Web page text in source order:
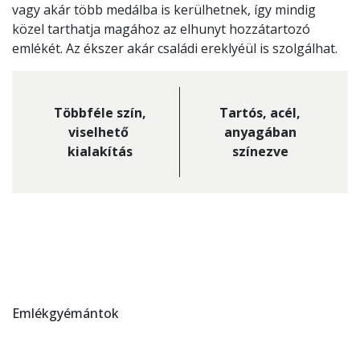
vagy akár több medálba is kerülhetnek, így mindig
közel tarthatja magához az elhunyt hozzátartozó
emlékét. Az ékszer akár családi ereklyéül is szolgálhat.
Többféle szín,
viselhető
kialakítás
Tartós, acél,
anyagában
színezve
Emlékgyémántok